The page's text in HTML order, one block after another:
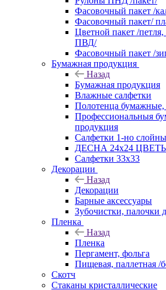
Фасовочный пакет /
Фасовочный пакет/
Цветной пакет /
ПВД/
Фасовочный пакет /
Бумажная продукция
Назад
Бумажная продукция
Влажные салфетки
Полотенца бумажные,
Профессиональныя
продукция
Салфетки 1-но
ДЕСНА 24х24
Салфетки 33х33
Декорации
Назад
Декорации
Барные аксессуары
Зубочистки, палочки
Пленка
Назад
Пленка
Пергамент, фольга
Пищевая, паллетная /
Скотч
Стаканы кристаллические